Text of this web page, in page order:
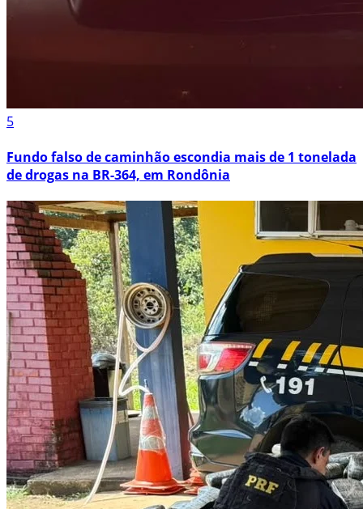
5
Fundo falso de caminhão escondia mais de 1 tonelada
de drogas na BR-364, em Rondônia